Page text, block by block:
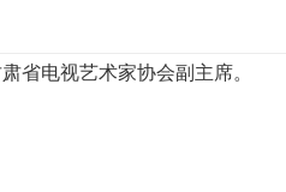
省电视艺术家协会副主席。